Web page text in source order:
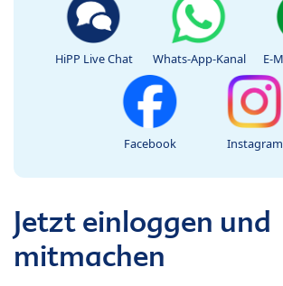
HiPP Live Chat Whats-App-Kanal E-
Facebook Instagram
Jetzt einloggen und
mitmachen